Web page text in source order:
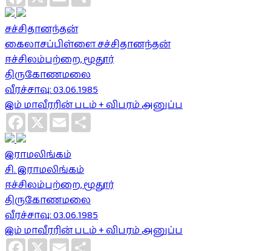
சச்சிதானந்தன்
கைலாசப்பிள்ளை சச்சிதானந்தன்
ஈச்சிலம்பற்றை, மூதூர்
திருகோணமலை
வீரச்சாவு: 03.06.1985
இம் மாவீரரின் படம் + விபரம் அனுப்ப
Facebook
X Email
இராமலிங்கம்
சி. இராமலிங்கம்
ஈச்சிலம்பற்றை, மூதூர்
திருகோணமலை
வீரச்சாவு: 03.06.1985
இம் மாவீரரின் படம் + விபரம் அனுப்ப
Facebook
X Email